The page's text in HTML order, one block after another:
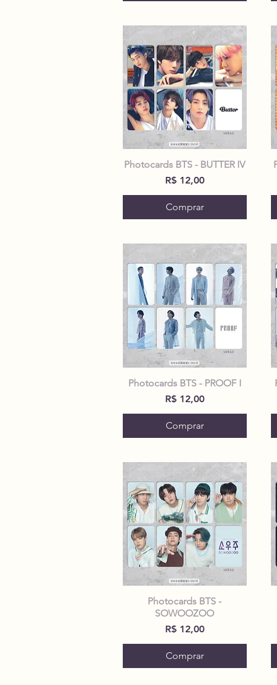
Photocards BTS - BUTTER IV
Preço
R$ 12,00
Comprar
Photocards BTS - PROOF I
Preço
R$ 12,00
Comprar
Photocards BTS -
SOWOOZOO
Preço
R$ 12,00
Comprar